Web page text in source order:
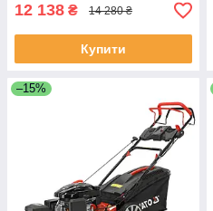
12 138 ₴ 14 280 ₴
Купити
–15%